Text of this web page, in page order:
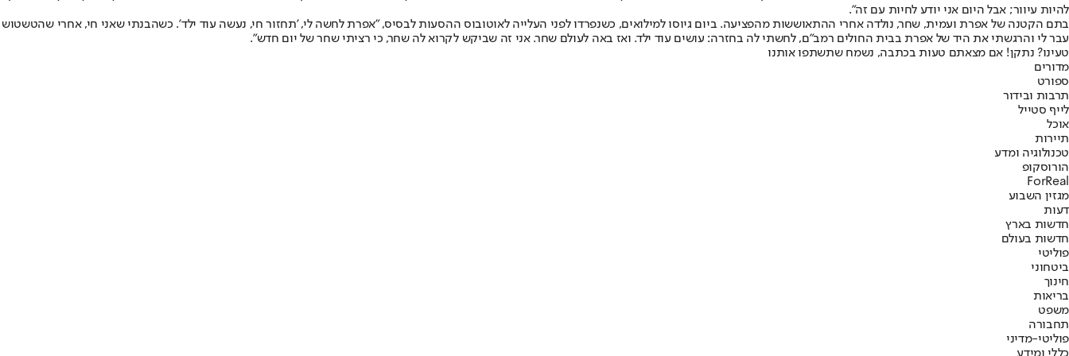
להיות עיוור; אבל היום אני יודע לחיות עם זה".
בתם הקטנה של אפרת ועמית, שחר, נולדה אחרי ההתאוששות מהפציעה. ביום גיוסו למילואים, כשנפרדו לפני העלייה לאוטובוס ההסעות לבסיס, "אפרת לחשה לי, 'תחזור חי, נעשה עוד ילד'. כשהבנתי שאני חי, אחרי שהטשטוש
עבר לי והרגשתי את היד של אפרת בבית החולים רמב"ם, לחשתי לה בחזרה: עושים עוד ילד. ואז באה לעולם שחר. אני זה שביקש לקרוא לה שחר, כי רציתי שחר של יום חדש".
טעינו? נתקן! אם מצאתם טעות בכתבה, נשמח שתשתפו אותנו
מדורים
ספורט
תרבות ובידור
לייף סטייל
אוכל
תיירות
טכנולוגיה ומדע
הורוסקופ
ForReal
מגזין השבוע
דעות
חדשות בארץ
חדשות בעולם
פוליטי
ביטחוני
חינוך
בריאות
משפט
תחבורה
פוליטי-מדיני